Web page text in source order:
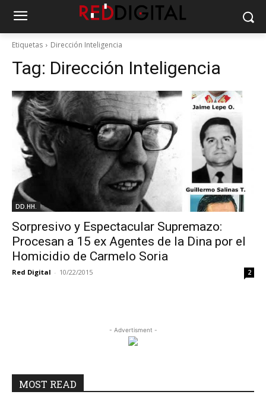
Etiquetas Dirección Inteligencia
Tag: Dirección Inteligencia
DD.HH.
Sorpresivo y Espectacular Supremazo:
Procesan a 15 ex Agentes de la Dina por el
Homicidio de Carmelo Soria
Red Digital - 10/22/2015 2
- Advertisment -
MOST READ